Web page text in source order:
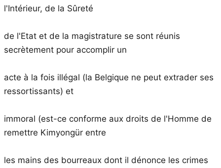
l'Intérieur, de la Sûreté
de l'Etat et de la magistrature se sont réunis
secrètement pour accomplir un
acte à la fois illégal (la Belgique ne peut extrader ses
ressortissants) et
immoral (est-ce conforme aux droits de l'Homme de
remettre Kimyongür entre
les mains des bourreaux dont il dénonce les crimes